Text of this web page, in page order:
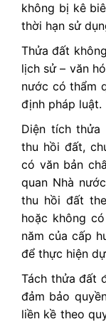
không bị kê
thời hạn sử
Thửa đất
lịch sử – văn
nước có thẩm
định pháp luật.
Diện tích
thu hồi đất,
có văn bản
quan Nhà
thu hồi đất
hoặc không
năm của cấp
để thực hiện
Tách thửa đất
đảm bảo
liền kề theo